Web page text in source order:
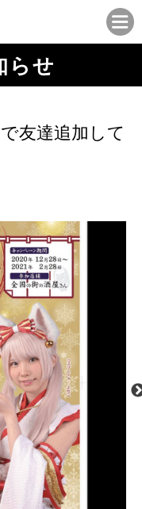
らせ
友達追加して